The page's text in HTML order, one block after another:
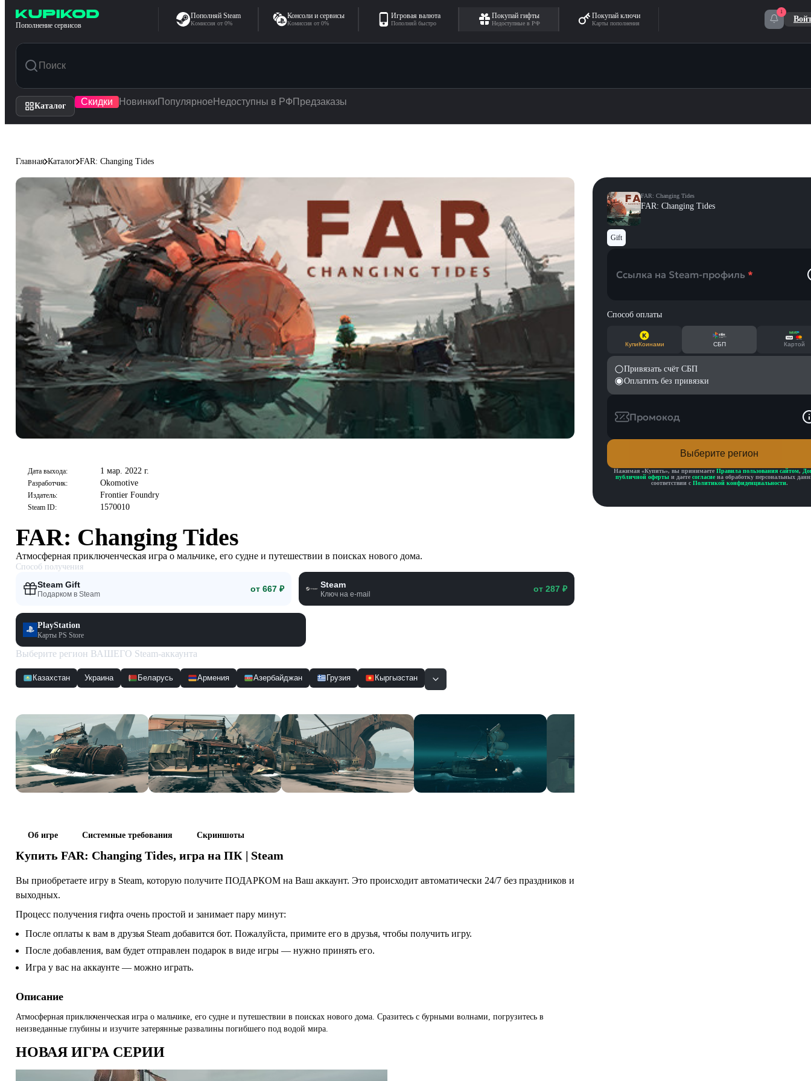
Перейти к содержимому
Пополнение сервисов
Пополняй Steam
Комиссия от 0%
Консоли и сервисы
Комиссия от 0%
Игровая валюта
Пополняй быстро
Покупай гифты
Недоступные в РФ
Покупай ключи
Карты пополнения
1
Каталог Скидки Новинки Популярное Недоступны в РФ Предзаказы
Главная Каталог FAR: Changing Tides
Дата выхода: 1 мар. 2022 г.
Разработчик: Okomotive
Издатель: Frontier Foundry
Steam ID: 1570010
FAR: Changing Tides
Атмосферная приключенческая игра о мальчике, его судне и путешествии в поисках нового дома.
Способ получения
Steam Gift
Подарком в Steam
от 667 ₽ Steam
Ключ на e-mail
от 287 ₽
PlayStation
Карты PS Store
Выберите регион ВАШЕГО Steam-аккаунта
Казахстан Украина Беларусь Армения Азербайджан Грузия Кыргызстан
Об игре Системные требования Скриншоты
Купить FAR: Changing Tides, игра на ПК | Steam
Вы приобретаете игру в Steam, которую получите ПОДАРКОМ на Ваш аккаунт. Это происходит автоматически 24/7 без праздников и
выходных.
Процесс получения гифта очень простой и занимает пару минут:
После оплаты к вам в друзья Steam добавится бот. Пожалуйста, примите его в друзья, чтобы получить игру.
После добавления, вам будет отправлен подарок в виде игры — нужно принять его.
Игра у вас на аккаунте — можно играть.
Описание
Атмосферная приключенческая игра о мальчике, его судне и путешествии в поисках нового дома. Сразитесь с бурными волнами, погрузитесь в
неизведанные глубины и изучите затерянные развалины погибшего под водой мира.
НОВАЯ ИГРА СЕРИИ
FAR: Changing Tides
FAR: Changing Tides
Gift
Ссылка на Steam-профиль *
Способ оплаты
КупиКоинами СБП Картой
Привязать счёт СБП
Оплатить без привязки
Промокод
Выберите регион
Нажимая «Купить», вы принимаете Правила пользования сайтом,
публичной оферты и даете согласие на обработку персональных
соответствии с Политикой конфиденциальности.